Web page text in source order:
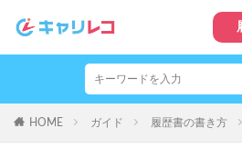
HOME ガイド 履歴書の書き方